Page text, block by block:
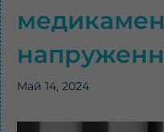
Май 14, 2024